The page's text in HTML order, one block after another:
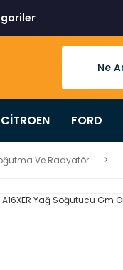
CİTROEN FORD
Ve Radyatör